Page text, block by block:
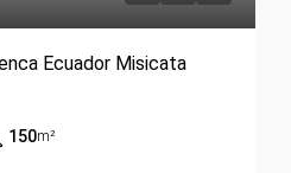
Ecuador Misicata
150m²